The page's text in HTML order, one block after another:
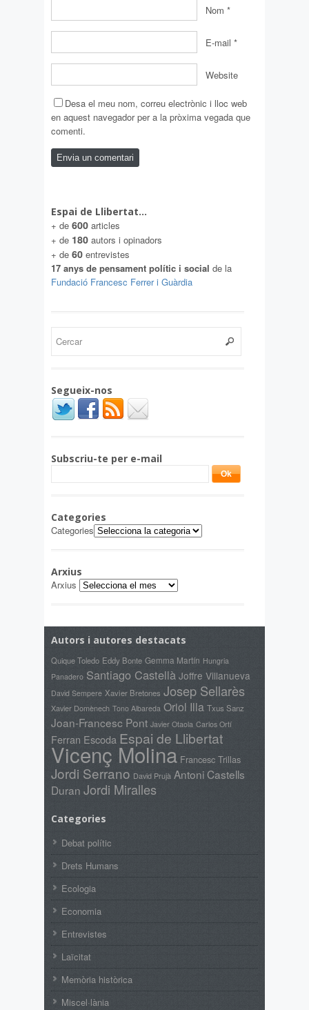
Nom *
E-mail *
Website
Desa el meu nom, correu electrònic i lloc web
en aquest navegador per a la pròxima vegada que
comenti.
Espai de Llibertat…
+ de 600 articles
+ de 180 autors i opinadors
+ de 60 entrevistes
17 anys de pensament polític i social de la
Fundació Francesc Ferrer i Guàrdia
Segueix-nos
Subscriu-te per e-mail
Categories
Categories
Arxius
Arxius
Autors i autores destacats
Quique Toledo Eddy Bonte Gemma Martín Hungria
Panadero Santiago Castellà Joffre Villanueva
David Sempere Xavier Bretones Josep Sellarès
Xavier Domènech Tono Albareda Oriol Illa Txus Sanz
Joan-Francesc Pont Javier Otaola Carlos Ortí
Ferran Escoda Espai de Llibertat
Vicenç Molina Francesc Trillas
Jordi Serrano David Prujà Antoni Castells
Duran Jordi Miralles
Categories
Debat polític
Drets Humans
Ecologia
Economia
Entrevistes
Laïcitat
Memòria històrica
Miscel·lània